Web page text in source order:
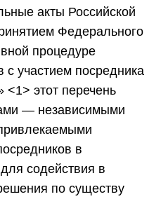
акты Российской
Федерального
процедуре
с участием посредника
этот перечень
— независимыми
в
содействия в
по существу